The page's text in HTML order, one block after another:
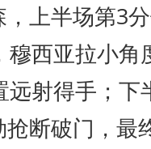
上半场第3
西亚拉小角
射得手；下
断破门，最